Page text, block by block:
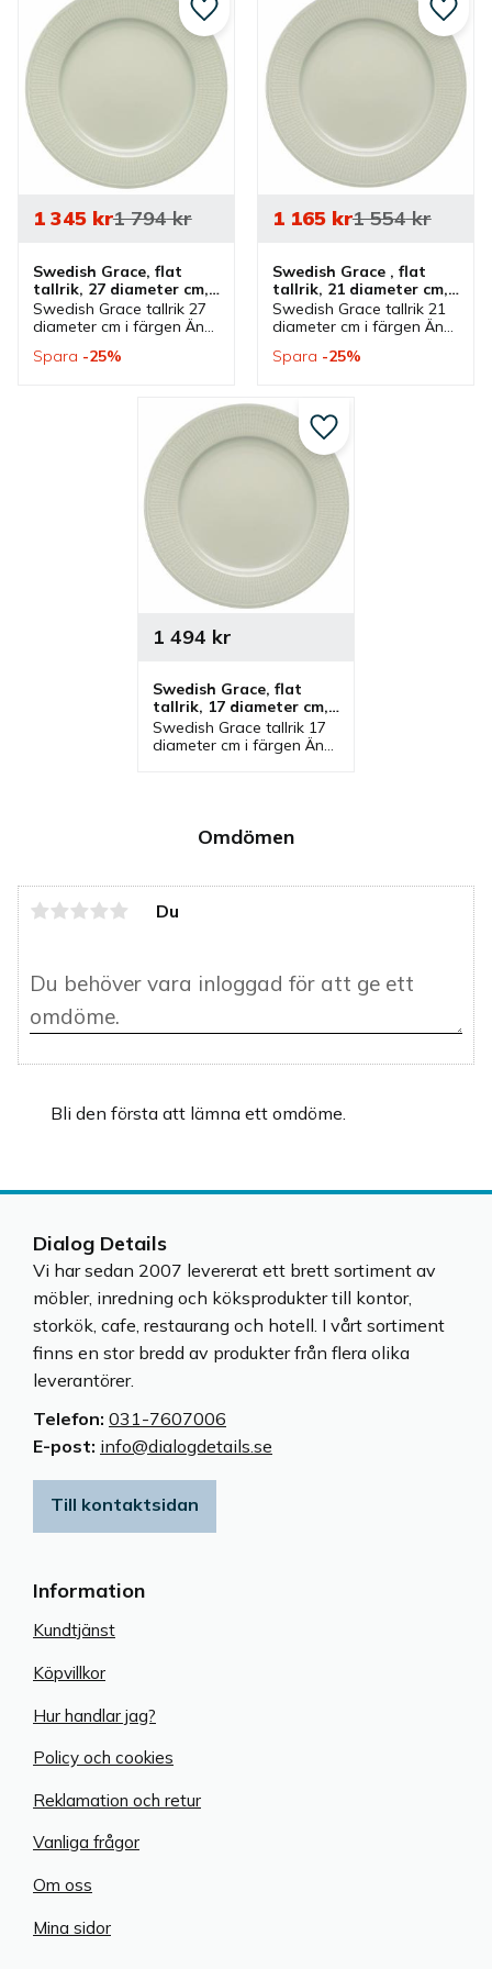
Omdömen
Du
Bli den första att lämna ett omdöme.
Swedish Grace, flat
tallrik, 27 diameter cm,
Äng - 6 st/fp
Swedish Grace tallrik 27
diameter cm i färgen Äng
tallrik som ingår i serien
1 345kr1 794kr
Spara 25%
Lägg till i favoriter
Swedish Grace , flat
tallrik, 21 diameter cm,
Äng - 6 st/fp
Swedish Grace tallrik 21
diameter cm i färgen Äng
tallrik som ingår i serien
1 165kr1 554kr
Spara 25%
Lägg
Swedish Grace, flat
tallrik, 17 diameter cm,
Äng - 6 st/fp
Swedish Grace tallrik 17
diameter cm i färgen Äng
1 494 kr
Lägg till i favoriter
Information
Kundtjänst
Köpvillkor
Hur handlar jag?
Policy och cookies
Reklamation och retur
Vanliga frågor
Om oss
Mina sidor
Dialog Details
Vi har sedan 2007 levererat ett brett sortiment av
möbler, inredning och köksprodukter till kontor,
storkök, cafe, restaurang och hotell. I vårt sortiment
finns en stor bredd av produkter från flera olika
leverantörer.
Telefon: 031-7607006
E-post: info@dialogdetails.se
Till kontaktsidan